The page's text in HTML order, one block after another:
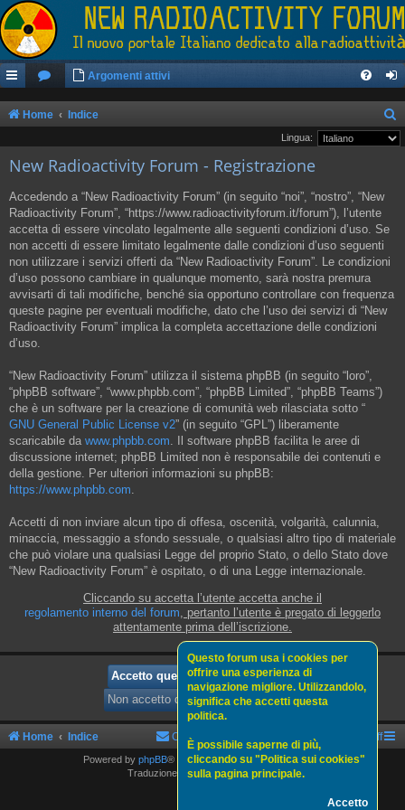
Argomenti attivi
Home Indice
Lingua:
New Radioactivity Forum - Registrazione
Accedendo a “New Radioactivity Forum” (in seguito “noi”, “nostro”, “New
Radioactivity Forum”, “https://www.radioactivityforum.it/forum”), l’utente
accetta di essere vincolato legalmente alle seguenti condizioni d’uso. Se
non accetti di essere limitato legalmente dalle condizioni d’uso seguenti
non utilizzare i servizi offerti da “New Radioactivity Forum”. Le condizioni
d’uso possono cambiare in qualunque momento, sarà nostra premura
avvisarti di tali modifiche, benché sia opportuno controllare con frequenza
queste pagine per eventuali modifiche, dato che l’uso dei servizi di “New
Radioactivity Forum” implica la completa accettazione delle condizioni
d’uso.
“New Radioactivity Forum” utilizza il sistema phpBB (in seguito “loro”,
“phpBB software”, “www.phpbb.com”, “phpBB Limited”, “phpBB Teams”)
che è un software per la creazione di comunità web rilasciata sotto “
GNU General Public License v2” (in seguito “GPL”) liberamente
scaricabile da www.phpbb.com. Il software phpBB facilita le aree di
discussione internet; phpBB Limited non è responsabile dei contenuti e
della gestione. Per ulteriori informazioni su phpBB:
https://www.phpbb.com.
Accetti di non inviare alcun tipo di offesa, oscenità, volgarità, calunnia,
minaccia, messaggio a sfondo sessuale, o qualsiasi altro tipo di materiale
che può violare una qualsiasi Legge del proprio Stato, o dello Stato dove
“New Radioactivity Forum” è ospitato, o di una Legge internazionale.
Cliccando su accetta l’utente accetta anche il
regolamento interno del forum, pertanto l’utente è pregato di leggerlo
attentamente prima dell’iscrizione.
Questo forum usa i cookies per
offrire una esperienza di
navigazione migliore. Utilizzandolo,
significa che accetti questa
politica.
È possibile saperne di più,
cliccando su "Politica sui cookies"
sulla pagina principale.
Accetto
Home Indice Staff
Politica sui cookies
Contattaci
Powered by phpBB® Forum Software © phpBB Limited
Traduzione Italiana phpBBItalia.net